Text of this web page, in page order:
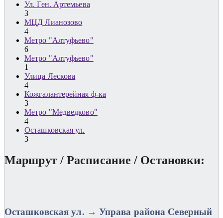
Ул. Ген. Артемьева
3
МЦД Лианозово
4
Метро "Алтуфьево"
6
Метро "Алтуфьево"
1
Улица Лескова
4
Кожгалантерейная ф-ка
3
Метро "Медведково"
4
Осташковская ул.
3
Маршрут / Расписание / Остановки:
Осташковская ул. → Управа района Северный